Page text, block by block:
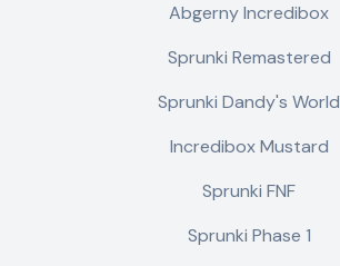
Abgerny Incredibox
Sprunki Remastered
Sprunki Dandy's World
Incredibox Mustard
Sprunki FNF
Sprunki Phase 1